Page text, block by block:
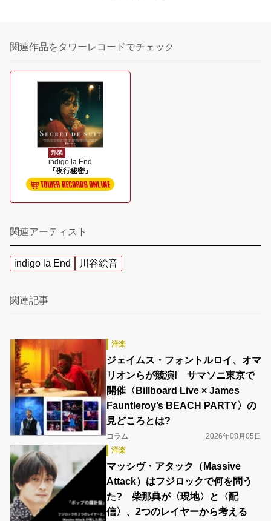
関連作品をタワーレコードでチェック
邦楽
indigo la End
『夜行秘密』
関連アーティスト
indigo la End 川谷絵音
関連記事
洋楽
ジェイムス・フォントルロイ、オマ
リオンらが競演! サマソニ東京で
開催〈Billboard Live × James
Fauntleroy’s BEACH PARTY〉の
見どころとは?
コラム
2026年08月05日
洋楽
マッシヴ・アタック（Massive
Attack）はフジロックで何を問う
た? 柴那典が〈現地〉と〈配
信〉、2つのレイヤーから考える